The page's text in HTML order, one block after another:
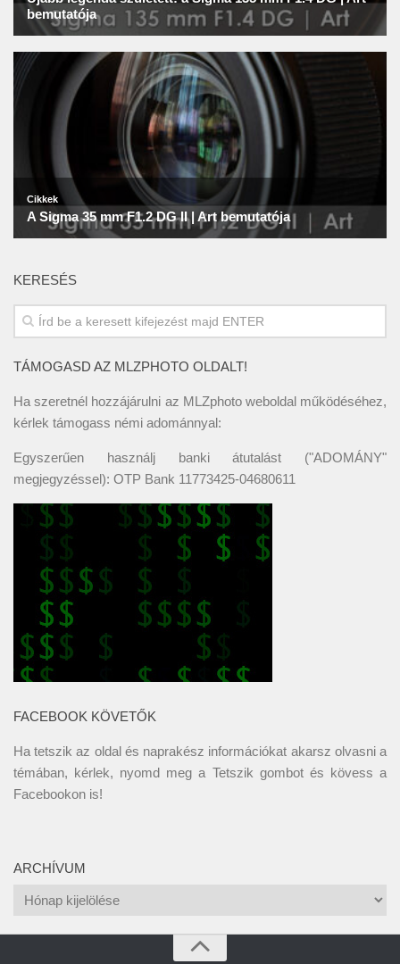
KERESÉS
TÁMOGASD AZ MLZPHOTO OLDALT!
Ha szeretnél hozzájárulni az MLZphoto weboldal működéséhez,
kérlek támogass némi adománnyal:
Egyszerűen használj banki átutalást ("ADOMÁNY"
megjegyzéssel): OTP Bank 11773425-04680611
FACEBOOK KÖVETŐK
Ha tetszik az oldal és naprakész információkat akarsz olvasni a
témában, kérlek, nyomd meg a Tetszik gombot és kövess a
Facebookon is!
ARCHÍVUM
Archívum